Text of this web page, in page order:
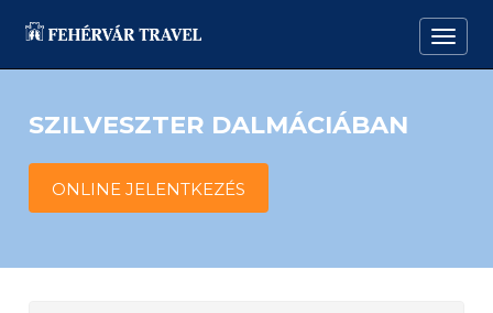
SZILVESZTER DALMÁCIÁBAN
ONLINE JELENTKEZÉS